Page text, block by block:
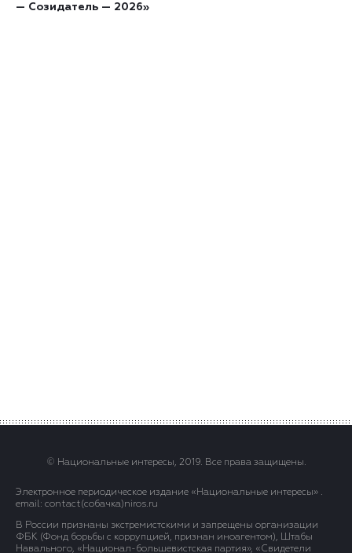
— Созидатель — 2026»
© Национальные интересы, 2019. Все права защищены.
Электронное периодическое издание «Национальные интересы» .
email: contact(сoбaчка)niros.ru
В России признаны экстремистскими и запрещены организации
ФБК (Фонд борьбы с коррупцией, признан иноагентом), Штабы
Навального, «Национал-большевистская партия», «Свидетели